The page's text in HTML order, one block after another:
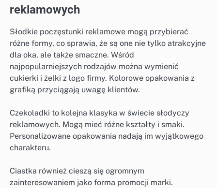
reklamowych
Słodkie poczęstunki reklamowe mogą przybierać
różne formy, co sprawia, że są one nie tylko atrakcyjne
dla oka, ale także smaczne. Wśród
najpopularniejszych rodzajów można wymienić
cukierki i żelki z logo firmy. Kolorowe opakowania z
grafiką przyciągają uwagę klientów.
Czekoladki to kolejna klasyka w świecie słodyczy
reklamowych. Mogą mieć różne kształty i smaki.
Personalizowane opakowania nadają im wyjątkowego
charakteru.
Ciastka również cieszą się ogromnym
zainteresowaniem jako forma promocji marki.